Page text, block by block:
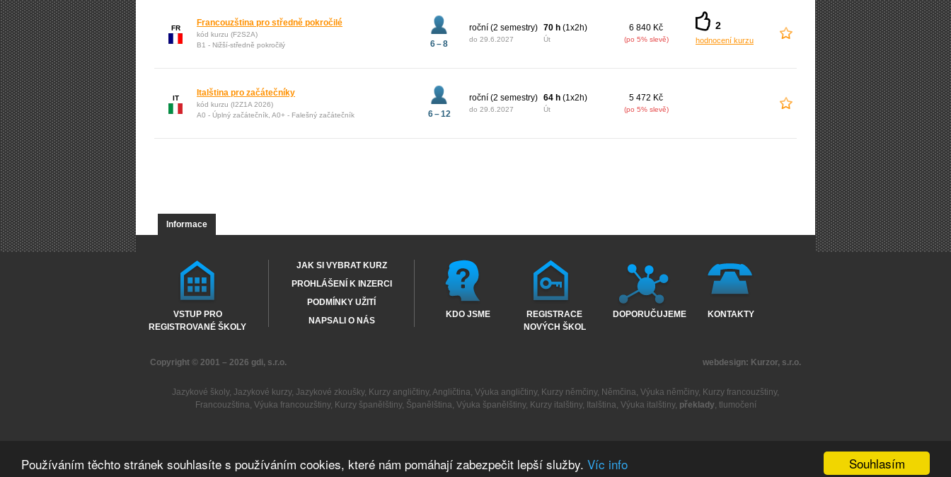
Souhlasím
Používáním těchto stránek souhlasíte s používáním cookies, které nám pomáhají zabezpečit lepší služby. Víc info
FR
Francouzština pro středně pokročilé
kód kurzu (F2S2A)
B1 - Nižší-středně pokročilý
6 – 8
roční (2 semestry)
do 29.6.2027
70 h (1x2h)
Út
6 840 Kč
(po 5% slevě)
2
hodnocení kurzu
IT
Italština pro začátečníky
kód kurzu (I2Z1A 2026)
A0 - Úplný začátečník, A0+ - Falešný začátečník
6 – 12
roční (2 semestry)
do 29.6.2027
64 h (1x2h)
Út
5 472 Kč
(po 5% slevě)
Informace
VSTUP PRO
REGISTROVANÉ ŠKOLY
JAK SI VYBRAT KURZ
PROHLÁŠENÍ K INZERCI
PODMÍNKY UŽITÍ
NAPSALI O NÁS
KDO JSME
REGISTRACE
NOVÝCH ŠKOL
DOPORUČUJEME KONTAKTY
Copyright © 2001 – 2026 gdi, s.r.o. webdesign: Kurzor, s.r.o.
Jazykové školy, Jazykové kurzy, Jazykové zkoušky, Kurzy angličtiny, Angličtina, Výuka angličtiny, Kurzy němčiny, Němčina, Výuka němčiny, Kurzy francouzštiny,
Francouzština, Výuka francouzštiny, Kurzy španělštiny, Španělština, Výuka španělštiny, Kurzy italštiny, Italština, Výuka italštiny, překlady, tlumočení